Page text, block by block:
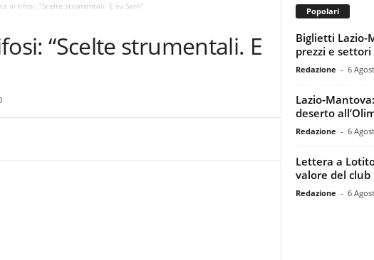
ai tifosi: “Scelte strumentali. E su Sarri”
“Scelte strumentali. E
Popolari
Biglietti Lazio-
prezzi e settori
Redazione - 6
Lazio-
deserto
Redazione - 6
Lettera a
valore del club
Redazione - 6